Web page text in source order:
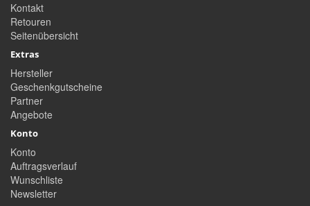
Kontakt
Retouren
Seitenübersicht
Extras
Hersteller
Geschenkgutscheine
Partner
Angebote
Konto
Konto
Auftragsverlauf
Wunschliste
Newsletter